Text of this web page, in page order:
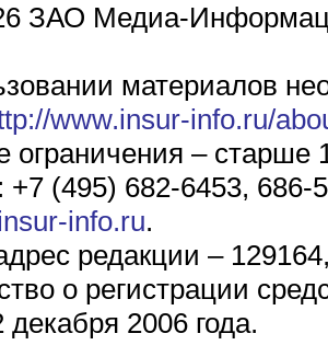
ЗАО Медиа-
материалов
www.insur-info.ru/
ограничения – старше
+7 (495) 682-6453, 686-
info.ru.
редакции –
о регистрации
декабря 2006 года.